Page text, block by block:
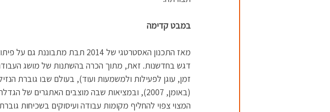
במבט קדימה
מאז התכנון האסטרטגי של 2014
דגש בחדשנות. זאת, מתוך הכרה בהשתנות של מושג
זמן, עוגן לפעילות ולמשמעות ועוד), בעולם שבו גוברת
(באומן, 2007), ובמציאות שבה מוצבים האתגרים
המצוי צפוי להחליף מקומות עבודה ועיסוקים בשכיחות